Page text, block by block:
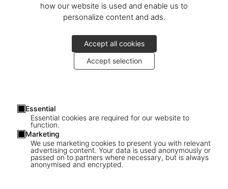
how our website is used and enable us to
personalize content and ads.
Accept all cookies
Accept selection
Essential
Essential cookies are required for our website to
function.
Marketing
We use marketing cookies to present you with relevant
advertising content. Your data is used anonymously or
passed on to partners where necessary, but is always
anonymised and encrypted.
1/11